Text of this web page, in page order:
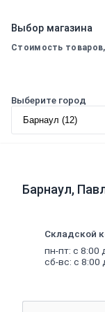
Выбор магазина
Стоимость
Выберите город
Барнаул,
Складской
пн-пт: с 8:00
сб-вс: с 8:00